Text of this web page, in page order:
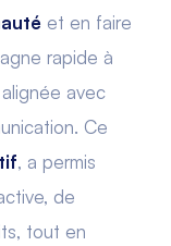
et en faire
rapide à
avec
Ce
, a permis
de
tout en